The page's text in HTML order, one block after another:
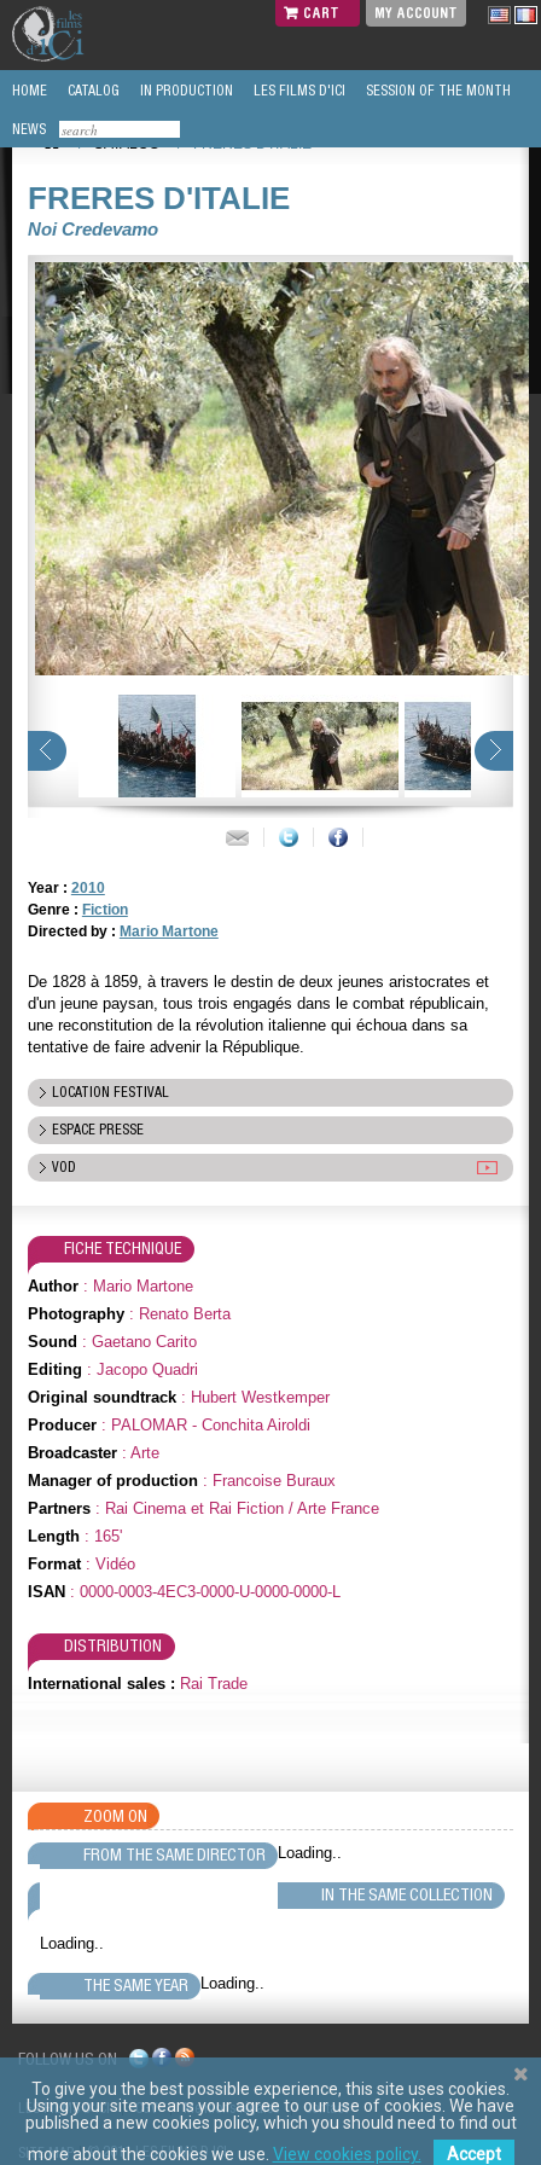
CART MY ACCOUNT
HOME CATALOG IN PRODUCTION LES FILMS D'ICI SESSION OF THE MONTH
NEWS
/
CATALOG / FRERES D'ITALIE
FRERES D'ITALIE
Noi Credevamo
Year : 2010
Genre : Fiction
Directed by : Mario Martone
De 1828 à 1859, à travers le destin de deux jeunes aristocrates et
d'un jeune paysan, tous trois engagés dans le combat républicain,
une reconstitution de la révolution italienne qui échoua dans sa
tentative de faire advenir la République.
LOCATION FESTIVAL
ESPACE PRESSE
VOD
FICHE TECHNIQUE
Author: Mario Martone
Photography: Renato Berta
Sound : Gaetano Carito
Editing : Jacopo Quadri
Original soundtrack: Hubert Westkemper
Producer: PALOMAR - Conchita Airoldi
Broadcaster: Arte
Manager of production: Francoise Buraux
Partners: Rai Cinema et Rai Fiction / Arte France
Length: 165'
Format: Vidéo
ISAN : 0000-0003-4EC3-0000-U-0000-0000-L
DISTRIBUTION
International sales : Rai Trade
ZOOM ON
FROM THE SAME DIRECTOR
Loading..
IN THE SAME COLLECTION
Loading..
THE SAME YEAR Loading..
FOLLOW US ON
LES FILMS D'ICI CGV Mentions légales Contact
SITE MAP © 2011 LES FILMS D ICI
To give you the best possible experience, this site uses cookies.
Using your site means your agree to our use of cookies. We have
published a new cookies policy, which you should need to find out
more about the cookies we use. View cookies policy. Accept